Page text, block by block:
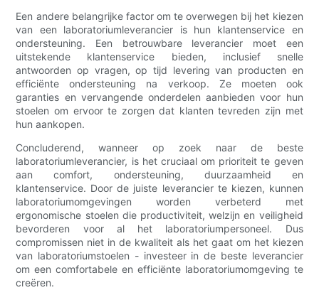
Een andere belangrijke factor om te overwegen bij het kiezen
van een laboratoriumleverancier is hun klantenservice en
ondersteuning. Een betrouwbare leverancier moet een
uitstekende klantenservice bieden, inclusief snelle
antwoorden op vragen, op tijd levering van producten en
efficiënte ondersteuning na verkoop. Ze moeten ook
garanties en vervangende onderdelen aanbieden voor hun
stoelen om ervoor te zorgen dat klanten tevreden zijn met
hun aankopen.
Concluderend, wanneer op zoek naar de beste
laboratoriumleverancier, is het cruciaal om prioriteit te geven
aan comfort, ondersteuning, duurzaamheid en
klantenservice. Door de juiste leverancier te kiezen, kunnen
laboratoriumomgevingen worden verbeterd met
ergonomische stoelen die productiviteit, welzijn en veiligheid
bevorderen voor al het laboratoriumpersoneel. Dus
compromissen niet in de kwaliteit als het gaat om het kiezen
van laboratoriumstoelen - investeer in de beste leverancier
om een ​​comfortabele en efficiënte laboratoriumomgeving te
creëren.